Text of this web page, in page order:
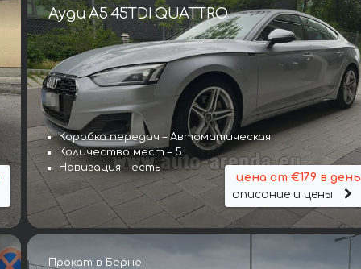
Ауди A5 45TDI QUATTRO
Коробка передач – Автоматическая
Количество мест – 5
Навигация – есть
цена от €179 в день
описание и цены
Прокат в Берне